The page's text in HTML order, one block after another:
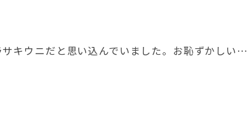
キウニだと思い込んでいました。お恥ずかしい…